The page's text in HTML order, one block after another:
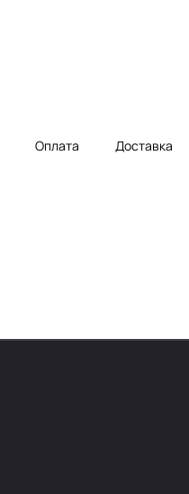
Оплата Доставка